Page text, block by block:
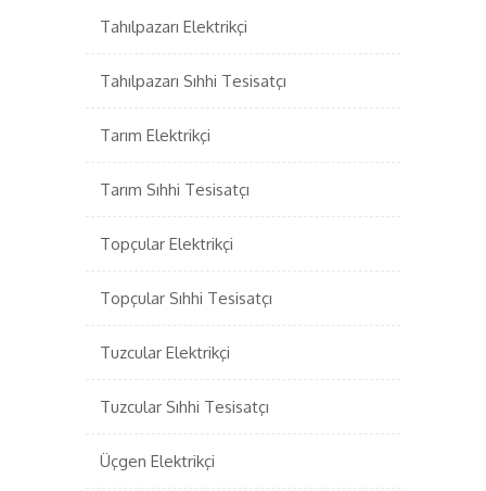
Tahılpazarı Elektrikçi
Tahılpazarı Sıhhi Tesisatçı
Tarım Elektrikçi
Tarım Sıhhi Tesisatçı
Topçular Elektrikçi
Topçular Sıhhi Tesisatçı
Tuzcular Elektrikçi
Tuzcular Sıhhi Tesisatçı
Üçgen Elektrikçi